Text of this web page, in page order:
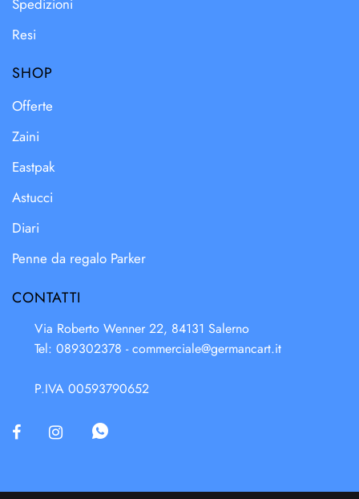
Resi
SHOP
Offerte
Zaini
Eastpak
Astucci
Diari
Penne da regalo Parker
CONTATTI
Via Roberto Wenner 22, 84131 Salerno
Tel: 089302378 -commerciale@germancart.it
P.IVA 00593790652